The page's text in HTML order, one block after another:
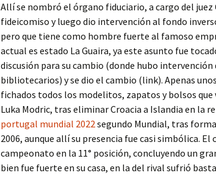
Allí se nombró el órgano fiduciario, a cargo del
fideicomiso y luego dio intervención al fondo
pero que tiene como hombre fuerte al famoso
actual es estado La Guaira, ya este asunto fue
discusión para su cambio (donde hubo intervención
bibliotecarios) y se dio el cambio (link). Apenas
fichados todos los modelitos, zapatos y bolsos
Luka Modric, tras eliminar Croacia a Islandia en la
portugal mundial 2022segundo Mundial, tras
2006, aunque allí su presencia fue casi simbólica.
campeonato en la 11° posición, concluyendo un
bien fue fuerte en su casa, en la del rival sufrió